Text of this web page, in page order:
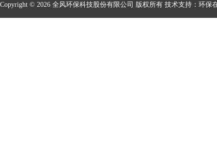
Copyright © 2026 全风环保科技股份有限公司 版权所有 技术支持： 环保